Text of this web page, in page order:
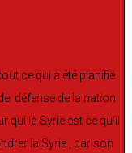
ce qui a été planifié
défense de la nation
qui la Syrie est ce qu’il
la Syrie , car son